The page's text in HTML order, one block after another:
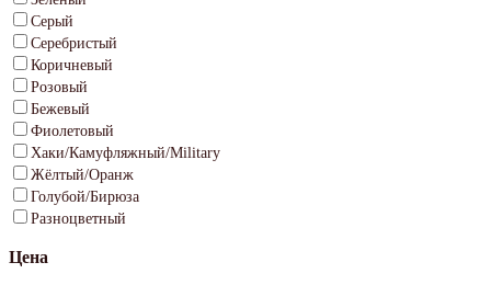
Серый
Серебристый
Коричневый
Розовый
Бежевый
Фиолетовый
Хаки/Камуфляжный/Military
Жёлтый/Оранж
Голубой/Бирюза
Разноцветный
Цена